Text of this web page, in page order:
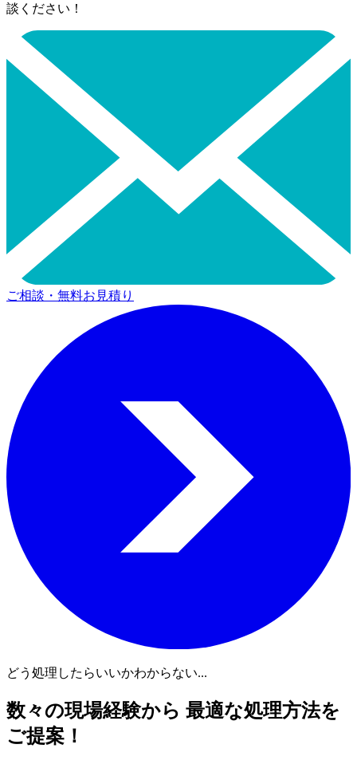
談ください！
ご相談・無料お見積り
どう処理したらいいかわからない...
数々の現場経験から 最適な処理方法を
ご提案！